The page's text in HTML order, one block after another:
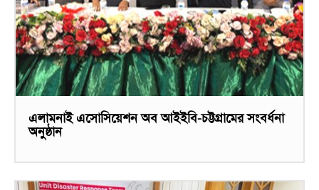
এলামনাই এসোসিয়েশন অব আইইবি-চট্টগ্রামের সংবর্ধনা
অনুষ্ঠান